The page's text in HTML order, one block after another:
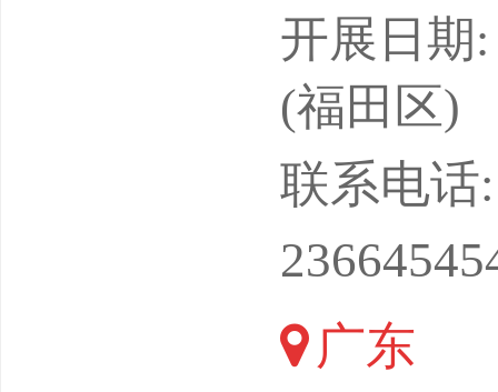
升级，
华传统
药食同
场，消
元延伸
新、标
开展日期
(福田区)
联系电话
广东